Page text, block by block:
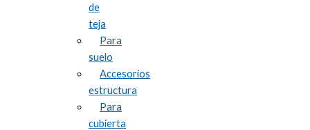
de
teja
Para
suelo
Accesorios
estructura
Para
cubierta